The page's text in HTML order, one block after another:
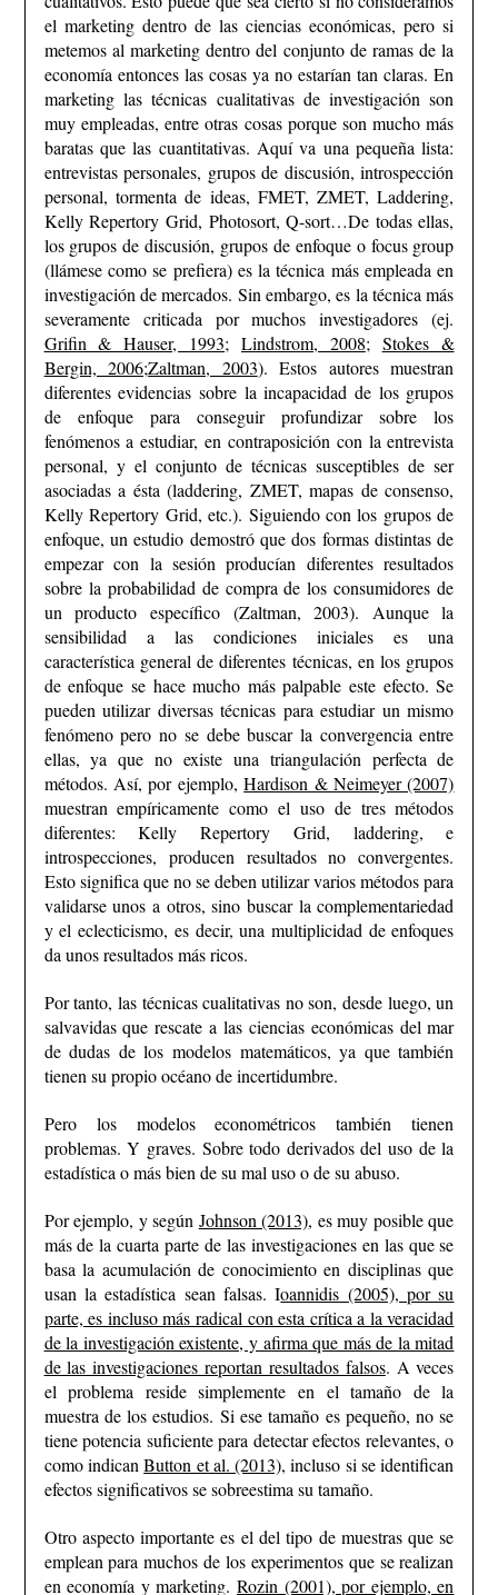
el marketing dentro de las ciencias económicas, pero si
metemos al marketing dentro del conjunto de ramas de la
economía entonces las cosas ya no estarían tan claras.En
marketing las técnicas cualitativas de investigación son
muy empleadas, entre otras cosas porque son mucho más
baratas que las cuantitativas. Aquí va una pequeña lista:
entrevistas personales, grupos de discusión, introspección
personal, tormenta de ideas, FMET, ZMET, Laddering,
Kelly Repertory Grid, Photosort, Q-sort…De todas ellas,
los grupos de discusión, grupos de enfoque o focus group
(llámese como se prefiera) es la técnica más empleada en
investigación de mercados. Sin embargo, es la técnica más
severamente criticada por muchos investigadores (ej.
Grifin & Hauser, 1993; Lindstrom, 2008; Stokes &
Bergin, 2006;Zaltman, 2003). Estos autores muestran
diferentes evidencias sobre la incapacidad de los grupos
de enfoque para conseguir profundizar sobre los
fenómenos a estudiar, en contraposición con la entrevista
personal, y el conjunto de técnicas susceptibles de ser
asociadas a ésta (laddering, ZMET, mapas de consenso,
Kelly Repertory Grid, etc.). Siguiendo con los grupos de
enfoque, un estudio demostró que dos formas distintas de
empezar con la sesión producían diferentes resultados
sobre la probabilidad de compra de los consumidores de
un producto específico (Zaltman, 2003). Aunque la
sensibilidad a las condiciones iniciales es una
característica general de diferentes técnicas, en los grupos
de enfoque se hace mucho más palpable este efecto. Se
pueden utilizar diversas técnicas para estudiar un mismo
fenómeno pero no se debe buscar la convergencia entre
ellas, ya que no existe una triangulación perfecta de
métodos. Así, por ejemplo,Hardison & Neimeyer (2007)
muestran empíricamente como el uso de tres métodos
diferentes: Kelly Repertory Grid, laddering, e
introspecciones, producen resultados no convergentes.
Esto significa que no se deben utilizar varios métodos para
validarse unos a otros, sino buscar la complementariedad
y el eclecticismo, es decir, una multiplicidad de enfoques
da unos resultados más ricos.
Por tanto, las técnicas cualitativas no son, desde luego, un
salvavidas que rescate a las ciencias económicas del mar
de dudas de los modelos matemáticos, ya que también
tienen su propio océano de incertidumbre.
Pero los modelos econométricos también tienen
problemas. Y graves. Sobre todo derivados del uso de la
estadística o más bien de su mal uso o de su abuso.
Por ejemplo, y según Johnson (2013), es muy posible que
más de la cuarta parte de las investigaciones en las que se
basa la acumulación de conocimiento en disciplinas que
usan la estadística sean falsas. Ioannidis (2005), por su
parte, es incluso más radical con esta crítica a la veracidad
de la investigación existente, y afirma que más de la mitad
de las investigaciones reportan resultados falsos. A veces
el problema reside simplemente en el tamaño de la
muestra de los estudios. Si ese tamaño es pequeño, no se
tiene potencia suficiente para detectar efectos relevantes, o
como indicanButton et al. (2013), incluso si se identifican
efectos significativos se sobreestima su tamaño.
Otro aspecto importante es el del tipo de muestras que se
emplean para muchos de los experimentos que se realizan
en economía y marketing. Rozin (2001), por ejemplo, en